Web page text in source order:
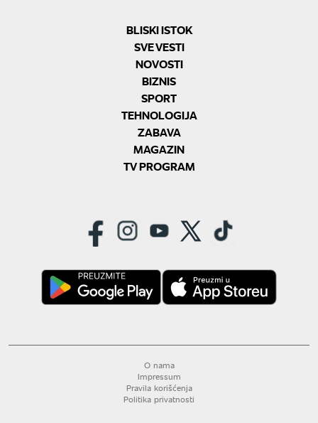
BLISKI ISTOK
SVE VESTI
NOVOSTI
BIZNIS
SPORT
TEHNOLOGIJA
ZABAVA
MAGAZIN
TV PROGRAM
O nama
Impressum
Pravila korišćenja
Politika privatnosti